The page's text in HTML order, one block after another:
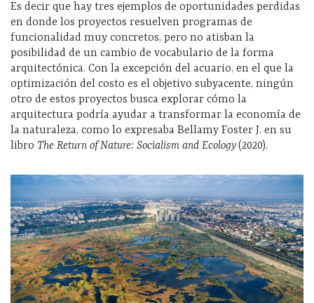
Es decir que hay tres ejemplos de oportunidades perdidas
en donde los proyectos resuelven programas de
funcionalidad muy concretos, pero no atisban la
posibilidad de un cambio de vocabulario de la forma
arquitectónica. Con la excepción del acuario, en el que la
optimización del costo es el objetivo subyacente, ningún
otro de estos proyectos busca explorar cómo la
arquitectura podría ayudar a transformar la economía de
la naturaleza, como lo expresaba Bellamy Foster J. en su
libro The Return of Nature: Socialism and Ecology(2020).